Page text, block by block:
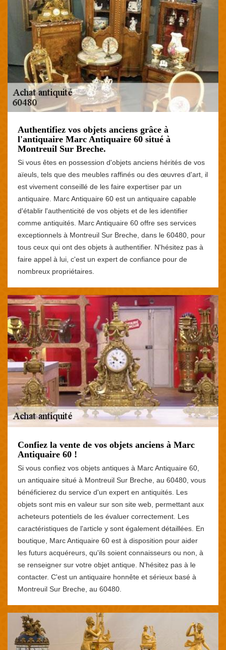
Authentifiez vos objets anciens grâce à
l'antiquaire Marc Antiquaire 60 situé à
Montreuil Sur Breche.
Si vous êtes en possession d'objets anciens hérités de vos
aïeuls, tels que des meubles raffinés ou des œuvres d'art, il
est vivement conseillé de les faire expertiser par un
antiquaire. Marc Antiquaire 60 est un antiquaire capable
d'établir l'authenticité de vos objets et de les identifier
comme antiquités. Marc Antiquaire 60 offre ses services
exceptionnels à Montreuil Sur Breche, dans le 60480, pour
tous ceux qui ont des objets à authentifier. N'hésitez pas à
faire appel à lui, c'est un expert de confiance pour de
nombreux propriétaires.
Confiez la vente de vos objets anciens à Marc
Antiquaire 60 !
Si vous confiez vos objets antiques à Marc Antiquaire 60,
un antiquaire situé à Montreuil Sur Breche, au 60480, vous
bénéficierez du service d'un expert en antiquités. Les
objets sont mis en valeur sur son site web, permettant aux
acheteurs potentiels de les évaluer correctement. Les
caractéristiques de l'article y sont également détaillées. En
boutique, Marc Antiquaire 60 est à disposition pour aider
les futurs acquéreurs, qu'ils soient connaisseurs ou non, à
se renseigner sur votre objet antique. N'hésitez pas à le
contacter. C'est un antiquaire honnête et sérieux basé à
Montreuil Sur Breche, au 60480.